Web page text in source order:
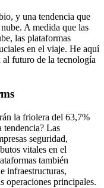
y una tendencia que
A medida que las
las plataformas
en el viaje. He aquí
al futuro de la tecnología
la friolera del 63,7%
tendencia? Las
seguridad,
vitales en el
también
infraestructuras,
operaciones principales.